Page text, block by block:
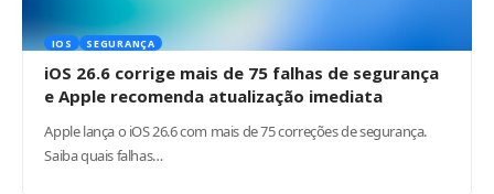
IOS SEGURANÇA
iOS 26.6 corrige mais de 75 falhas de segurança
e Apple recomenda atualização imediata
Apple lança o iOS 26.6 com mais de 75 correções de segurança.
Saiba quais falhas…